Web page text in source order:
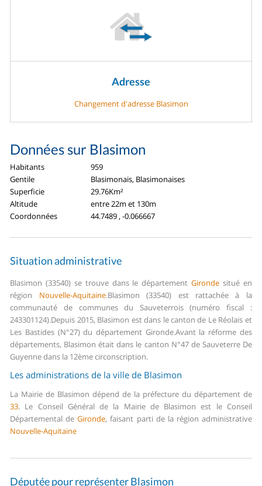
Adresse
Changement d'adresse Blasimon
Données sur Blasimon
Habitants
959
Gentile
Blasimonais, Blasimonaises
Superficie
29.76Km²
Altitude
entre 22m et 130m
Coordonnées
44.7489 , -0.066667
Situation administrative
Blasimon (33540) se trouve dans le départementGironde situé en
région Nouvelle-Aquitaine.Blasimon (33540) est rattachée à la
communauté de communes du Sauveterrois (numéro fiscal :
243301124).Depuis 2015, Blasimon est dans le canton de Le Réolais et
Les Bastides (N°27) du département Gironde.Avant la réforme des
départements, Blasimon était dans le canton N°47 de Sauveterre De
Guyenne dans la 12ème circonscription.
Les administrations de la ville de Blasimon
La Mairie de Blasimon dépend de la préfecture du département de
33. Le Conseil Général de la Mairie de Blasimon est le Conseil
Départemental deGironde, faisant parti de la région administrative
Nouvelle-Aquitaine
Députée pour représenter Blasimon